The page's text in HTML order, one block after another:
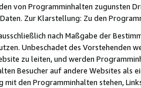
von Programminhalten zugunsten
Zur Klarstellung: Zu den
nach Maßgabe der
Unbeschadet des Vorstehenden
zu leiten, und werden
Besucher auf andere Websites als
mit den Programminhalten stehen,